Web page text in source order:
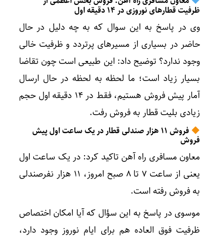
ظرفیت‌ قطارهای نوروزی در ۱۴ دقیقه اول
وی ‌در پاسخ به این سوال که به چه دلیل در حال
حاضر در بسیاری از مسیرهای پرتردد و ظرفیت خالی
وجود ندارد؟ توضیح داد: این طبیعی است چون تقاضا
بسیار زیاد است؛ ما ‌لحظه به لحظه در حال ارسال
آمار پیش فروش هستیم‌، فقط در ۱۴ دقیقه اول حجم
زیادی بلیت قطار به فروش رفت.
فروش ۱۱ هزار صندلی قطار در یک ساعت اول پیش
فروش
معاون مسافری راه آهن تاکید کرد: در یک ساعت اول
یعنی از ساعت ۷ تا ۸ صبح امروز، ۱۱ هزار نفر‌صندلی
به فروش رفته است.
موسوی در پاسخ به این سؤال که آیا امکان اختصاص
ظرفیت فوق العاده هم برای ایام نوروز وجود دارد،